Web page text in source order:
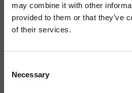
may combine it with other
provided to them or that they’ve
of their services.
Selection
Necessary
Viestitie 2, 87700 Kajaani
08 636 611,info@ekokymppi.fi